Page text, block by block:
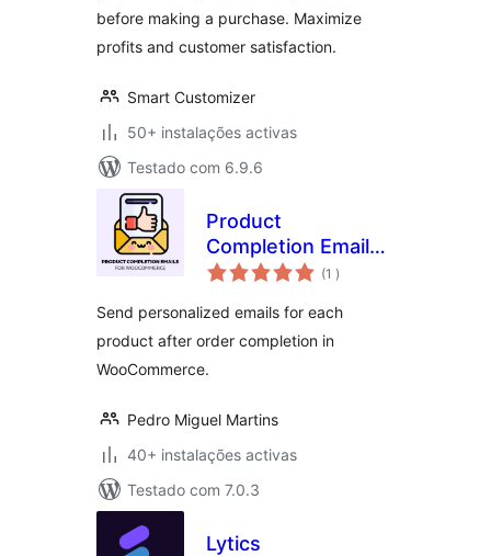
before making a purchase. Maximize
profits and customer satisfaction.
Smart Customizer
50+ instalações activas
Testado com 6.9.6
Product
Completion Emails
for WooCommerce
(1 classificações
)
Send personalized emails for each
product after order completion in
WooCommerce.
Pedro Miguel Martins
40+ instalações activas
Testado com 7.0.3
Lytics